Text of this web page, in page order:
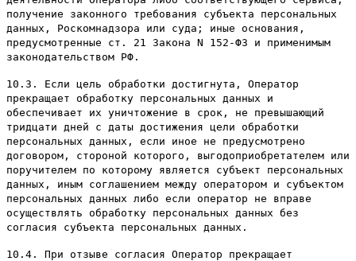
получение законного требования субъекта персональных
данных, Роскомнадзора или суда; иные основания,
предусмотренные ст. 21 Закона N 152-ФЗ и применимым
законодательством РФ.
10.3. Если цель обработки достигнута, Оператор
прекращает обработку персональных данных и
обеспечивает их уничтожение в срок, не превышающий
тридцати дней с даты достижения цели обработки
персональных данных, если иное не предусмотрено
договором, стороной которого, выгодоприобретателем или
поручителем по которому является субъект персональных
данных, иным соглашением между оператором и субъектом
персональных данных либо если оператор не вправе
осуществлять обработку персональных данных без
согласия субъекта персональных данных.
10.4. При отзыве согласия Оператор прекращает